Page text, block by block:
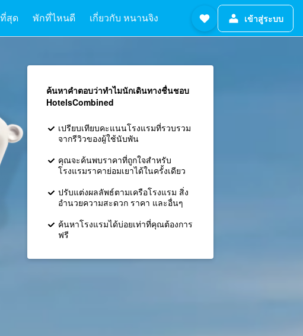
สุด พักที่ไหนดี เกี่ยวกับ หนานจิง เข้าสู่ระบบ
ค้นหาคำตอบว่าทำไมนักเดินทางชื่นชอบ
HotelsCombined
เปรียบเทียบคะแนนโรงแรมที่รวบรวม
จากรีวิวของผู้ใช้นับพัน
คุณจะค้นพบราคาที่ถูกใจสำหรับ
โรงแรมราคาย่อมเยาได้ในครั้งเดียว
ปรับแต่งผลลัพธ์ตามเครือโรงแรม สิ่ง
อำนวยความสะดวก ราคา และอื่นๆ
ค้นหาโรงแรมได้บ่อยเท่าที่คุณต้องการ
ฟรี